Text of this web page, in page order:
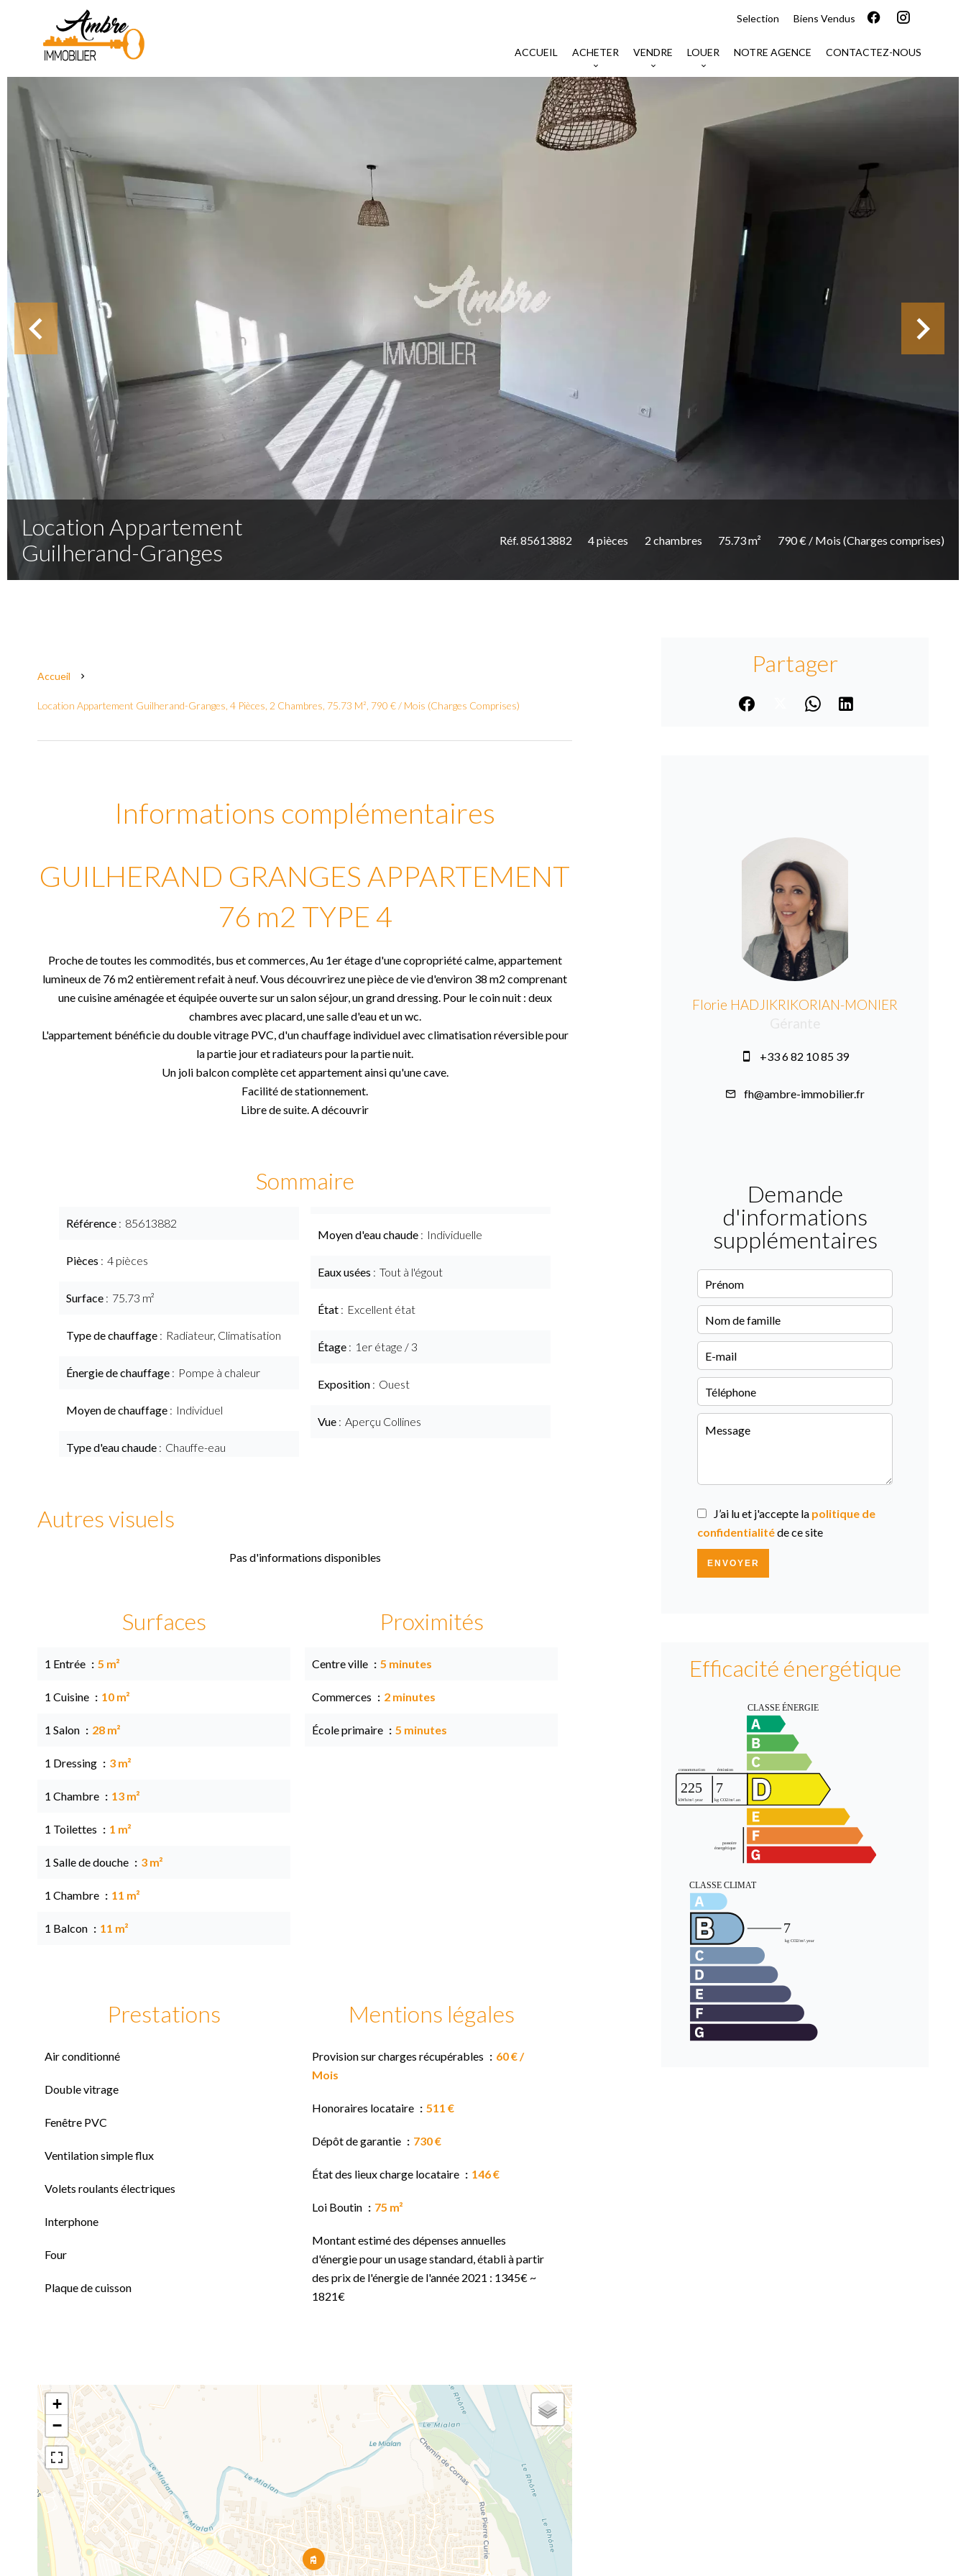
Selection Biens Vendus
ACCUEIL ACHETER VENDRE LOUER NOTRE AGENCE CONTACTEZ-NOUS
Location Appartement
Guilherand-Granges
Réf. 85613882 4 pièces 2 chambres 75.73 m² 790 € / Mois (Charges comprises)
Accueil
Location Appartement Guilherand-Granges, 4 Pièces, 2 Chambres, 75.73 M², 790 € / Mois (Charges Comprises)
Informations complémentaires
GUILHERAND GRANGES APPARTEMENT
76 m2 TYPE 4
Proche de toutes les commodités, bus et commerces, Au 1er étage d'une copropriété calme, appartement
lumineux de 76 m2 entièrement refait à neuf. Vous découvrirez une pièce de vie d'environ 38 m2 comprenant
une cuisine aménagée et équipée ouverte sur un salon séjour, un grand dressing. Pour le coin nuit : deux
chambres avec placard, une salle d'eau et un wc.
L'appartement bénéficie du double vitrage PVC, d'un chauffage individuel avec climatisation réversible pour
la partie jour et radiateurs pour la partie nuit.
Un joli balcon complète cet appartement ainsi qu'une cave.
Facilité de stationnement.
Libre de suite. A découvrir
Sommaire
Référence 85613882
Pièces 4 pièces
Surface 75.73 m²
Type de chauffage Radiateur, Climatisation
Énergie de chauffage Pompe à chaleur
Moyen de chauffage Individuel
Type d'eau chaude Chauffe-eau
Moyen d'eau chaude Individuelle
Eaux usées Tout à l'égout
État Excellent état
Étage 1er étage / 3
Exposition Ouest
Vue Aperçu Collines
Autres visuels
Pas d'informations disponibles
Surfaces
1 Entrée 5 m²
1 Cuisine 10 m²
1 Salon 28 m²
1 Dressing 3 m²
1 Chambre 13 m²
1 Toilettes 1 m²
1 Salle de douche 3 m²
1 Chambre 11 m²
1 Balcon 11 m²
Proximités
Centre ville 5 minutes
Commerces 2 minutes
École primaire 5 minutes
Prestations
Air conditionné
Double vitrage
Fenêtre PVC
Ventilation simple flux
Volets roulants électriques
Interphone
Four
Plaque de cuisson
Mentions légales
Provision sur charges récupérables
60 € /
Mois
Honoraires locataire 511 €
Dépôt de garantie 730 €
État des lieux charge locataire 146 €
Loi Boutin 75 m²
Montant estimé des dépenses annuelles
d'énergie pour un usage standard, établi à partir
des prix de l'énergie de l'année 2021 : 1345€ ~
1821€
+
−
Partager
Florie HADJIKRIKORIAN-MONIER
+33 6 82 10 85 39
fh@ambre-immobilier.fr
Demande
d'informations
supplémentaires
J’ai lu et j'accepte la politique de
confidentialitéde ce site
ENVOYER
Efficacité énergétique